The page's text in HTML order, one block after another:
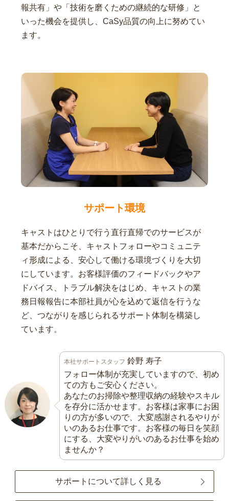
報共有」や「技術を磨くための継続的な研修」と
いった機会を提供し、CaSy品質の向上に努めてい
ます。
サポート環境
キャストはひとりで行う直行直帰でのサービスが
基本だからこそ、キャストフォローやコミュニテ
ィ形成による、安心して働ける環境づくりを大切
にしています。お客様評価のフィードバックやア
ドバイス、トラブル解決をはじめ、キャストの業
務日報報告に本部社員が心を込めて返信を行うな
ど、つながりを感じられるサポート体制を構築し
ています。
本社サポートスタッフ 鈴野 寿子
フォロー体制が充実していますので、初め
ての方もご安心ください。
あなたのお掃除や整理収納の経験やスキル
を存分に活かせます。お客様は家事にお困
りの方が多いので、大変感謝されるやりが
いのあるお仕事です。お客様の毎日を笑顔
にする、大変やりがいのあるお仕事を始め
ませんか？
サポートについて詳しく見る